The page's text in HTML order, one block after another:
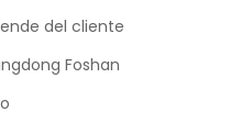
del cliente
Foshan